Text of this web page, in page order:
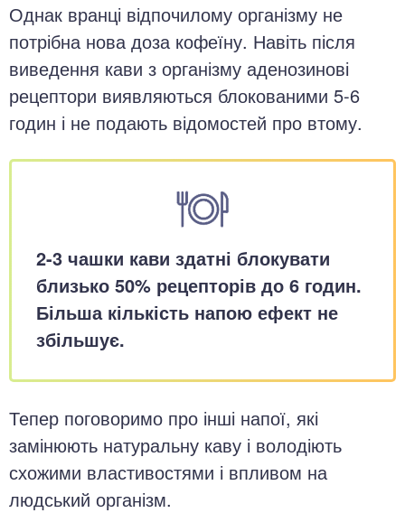
Однак вранці відпочилому організму не
потрібна нова доза кофеїну. Навіть після
виведення кави з організму аденозинові
рецептори виявляються блокованими 5-6
годин і не подають відомостей про втому.
2-3 чашки кави здатні блокувати
близько 50% рецепторів до 6 годин.
Більша кількість напою ефект не
збільшує.
Тепер поговоримо про інші напої, які
замінюють натуральну каву і володіють
схожими властивостями і впливом на
людський організм.